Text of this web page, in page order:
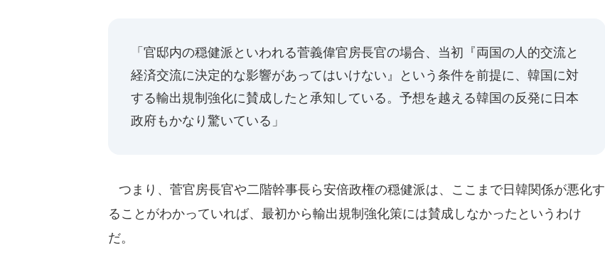
「官邸内の穏健派といわれる菅義偉官房長官の場合、当初『両国の人的交流と
経済交流に決定的な影響があってはいけない』という条件を前提に、韓国に対
する輸出規制強化に賛成したと承知している。予想を越える韓国の反発に日本
政府もかなり驚いている」
つまり、菅官房長官や二階幹事長ら安倍政権の穏健派は、ここまで日韓関係が悪化す
ることがわかっていれば、最初から輸出規制強化策には賛成しなかったというわけ
だ。